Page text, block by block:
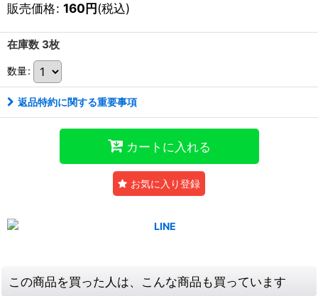
販売価格: 160円(税込)
在庫数 3枚
数量:
返品特約に関する重要事項
カートに入れる
お気に入り登録
この商品を買った人は、こんな商品も買っています